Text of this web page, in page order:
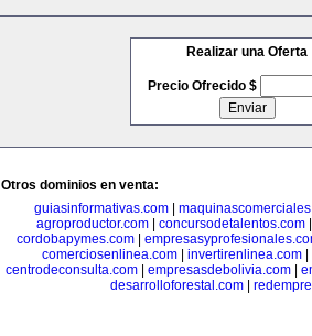
Realizar una Oferta
Precio Ofrecido $
Otros dominios en venta:
guiasinformativas.com
agroproductor.com
concursodetalentos.com
cordobapymes.com|
comerciosenlinea.com
invertirenlinea.com
centrodeconsulta.com
empresasdebolivia.com
desarrolloforestal.com